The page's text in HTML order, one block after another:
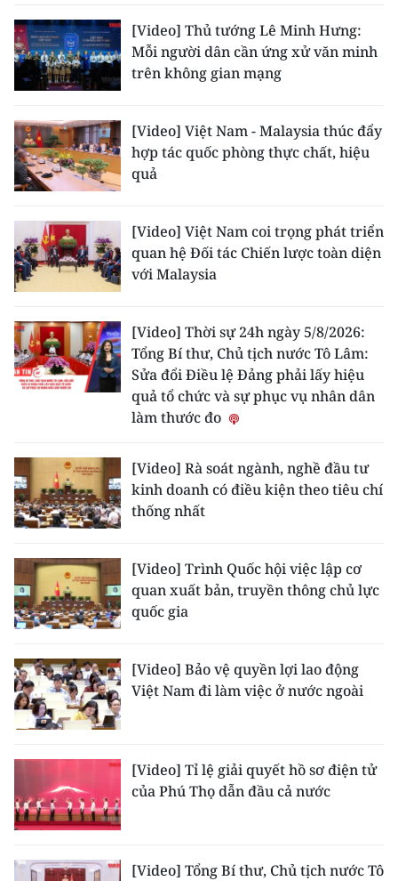
[Video] Thủ tướng Lê Minh Hưng:
Mỗi người dân cần ứng xử văn minh
trên không gian mạng
[Video] Việt Nam - Malaysia thúc đẩy
hợp tác quốc phòng thực chất, hiệu
quả
[Video] Việt Nam coi trọng phát triển
quan hệ Đối tác Chiến lược toàn diện
với Malaysia
[Video] Thời sự 24h ngày 5/8/2026:
Tổng Bí thư, Chủ tịch nước Tô Lâm:
Sửa đổi Điều lệ Đảng phải lấy hiệu
quả tổ chức và sự phục vụ nhân dân
làm thước đo
[Video] Rà soát ngành, nghề đầu tư
kinh doanh có điều kiện theo tiêu chí
thống nhất
[Video] Trình Quốc hội việc lập cơ
quan xuất bản, truyền thông chủ lực
quốc gia
[Video] Bảo vệ quyền lợi lao động
Việt Nam đi làm việc ở nước ngoài
[Video] Tỉ lệ giải quyết hồ sơ điện tử
của Phú Thọ dẫn đầu cả nước
[Video] Tổng Bí thư, Chủ tịch nước Tô